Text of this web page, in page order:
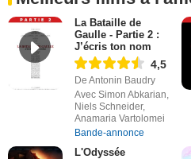
La Bataille de
Gaulle - Partie 2 :
J’écris ton nom
4,5
De Antonin Baudry
Avec Simon Abkarian,
Niels Schneider,
Anamaria Vartolomei
Bande-annonce
L'Odyssée